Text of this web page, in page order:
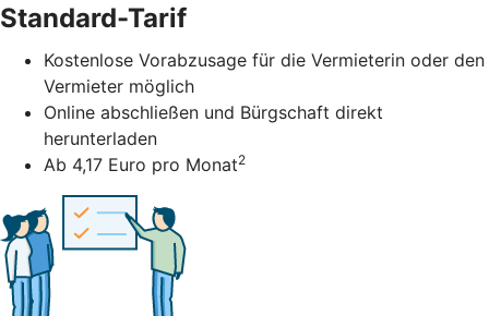
Standard-Tarif
Kostenlose Vorabzusage für die Vermieterin oder den
Vermieter möglich
Online abschließen und Bürgschaft direkt
herunterladen
Ab 4,17 Euro pro Monat2